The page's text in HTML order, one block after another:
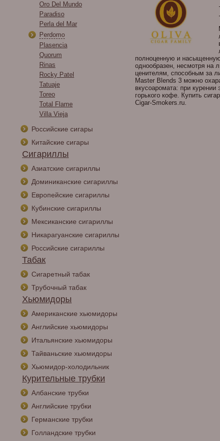
Oro Del Mundo
Paradiso
Perla del Mar
Perdomo
Plasencia
Quorum
Rinas
Rocky Patel
Tatuaje
Toreo
Total Flame
Villa Vieja
Российские сигары
Китайские сигары
Сигариллы
Азиатские сигариллы
Доминиканские сигариллы
Европейские сигариллы
Кубинские сигариллы
Мексиканские сигариллы
Никарагуанские сигариллы
Российские сигариллы
Табак
Сигаретный табак
Трубочный табак
Хьюмидоры
Американские хьюмидоры
Английские хьюмидоры
Итальянские хьюмидоры
Тайваньские хьюмидоры
Хьюмидор-холодильник
Курительные трубки
Албанские трубки
Английские трубки
Германские трубки
Голландские трубки
полноценную и
однообразен, несмотря на
ценителям, способным за
Master Blends 3 можно
вкусоаромата: при
горького кофе. Купить
Cigar-Smokers.ru.